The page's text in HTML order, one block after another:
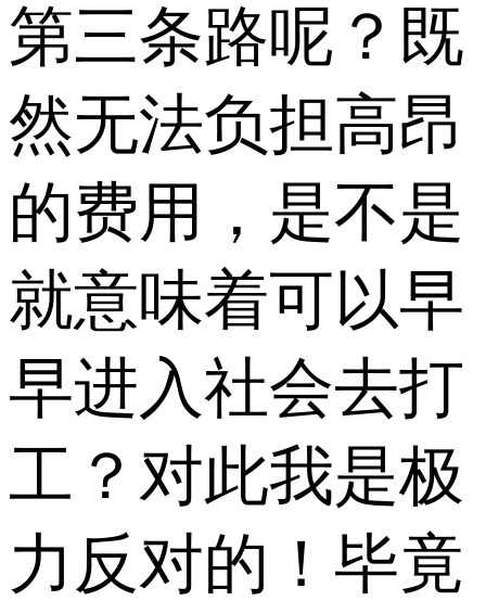
第三条路呢？既
然无法负担高昂
的费用，是不是
就意味着可以早
早进入社会去打
工？对此我是极
力反对的！毕竟